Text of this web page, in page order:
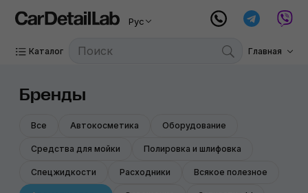
Рус
Каталог Главная
Бренды
Все Автокосметика Оборудование
Средства для мойки Полировка и шлифовка
Спецжидкости Расходники Всякое полезное